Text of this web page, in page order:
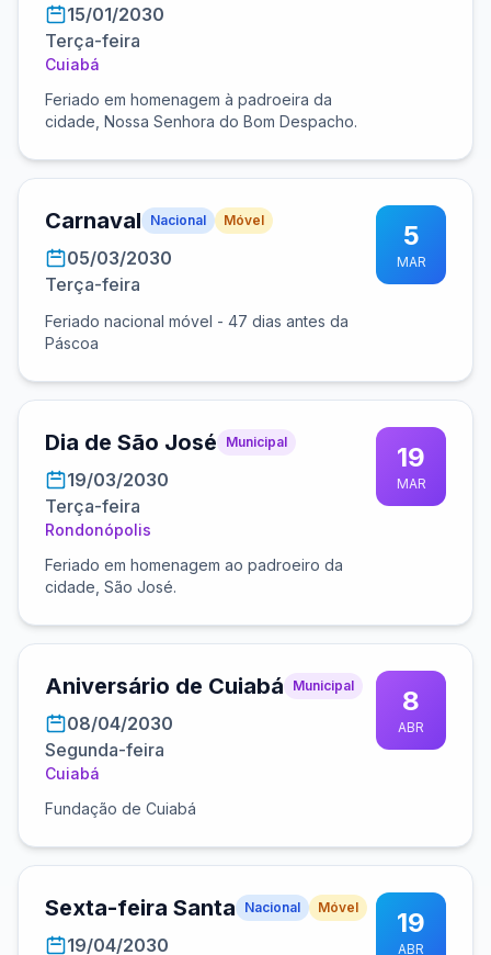
15/01/2030
Terça-feira
Cuiabá
Feriado em homenagem à padroeira da
cidade, Nossa Senhora do Bom Despacho.
Carnaval Nacional Móvel
05/03/2030
Terça-feira
Feriado nacional móvel - 47 dias antes da
Páscoa
5
MAR
Dia de São José Municipal
19/03/2030
Terça-feira
Rondonópolis
Feriado em homenagem ao padroeiro da
cidade, São José.
19
MAR
Aniversário de Cuiabá Municipal
08/04/2030
Segunda-feira
Cuiabá
Fundação de Cuiabá
8
ABR
Sexta-feira Santa Nacional Móvel
19/04/2030
19
ABR